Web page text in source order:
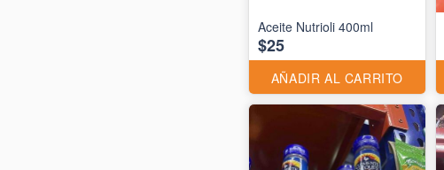
Aceite Nutrioli 400ml
$25
AÑADIR AL CARRITO